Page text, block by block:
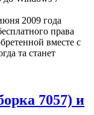
2009 года
права
вместе с
та станет
7057) и